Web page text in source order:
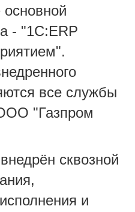
основной
- "1С:ERP
все службы
"Газпром
сквозной
и